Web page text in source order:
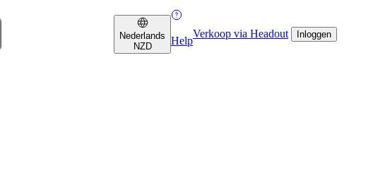
Nederlands
NZD
Help
Verkoop via Headout Inloggen